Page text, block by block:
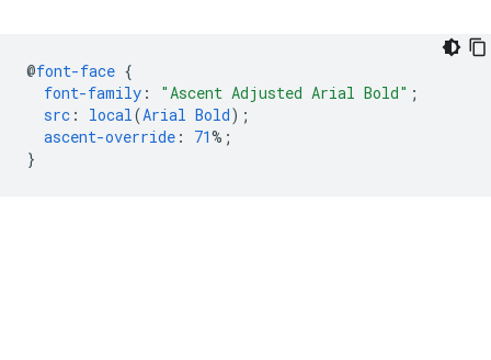
@font-face {
font-family : "Ascent Adjusted Arial Bold" ;
src : local (Arial Bold);
ascent-override : 71%;
}